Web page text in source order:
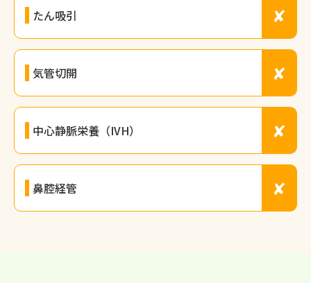
たん吸引 ✘
気管切開 ✘
中心静脈栄養（IVH） ✘
鼻腔経管 ✘